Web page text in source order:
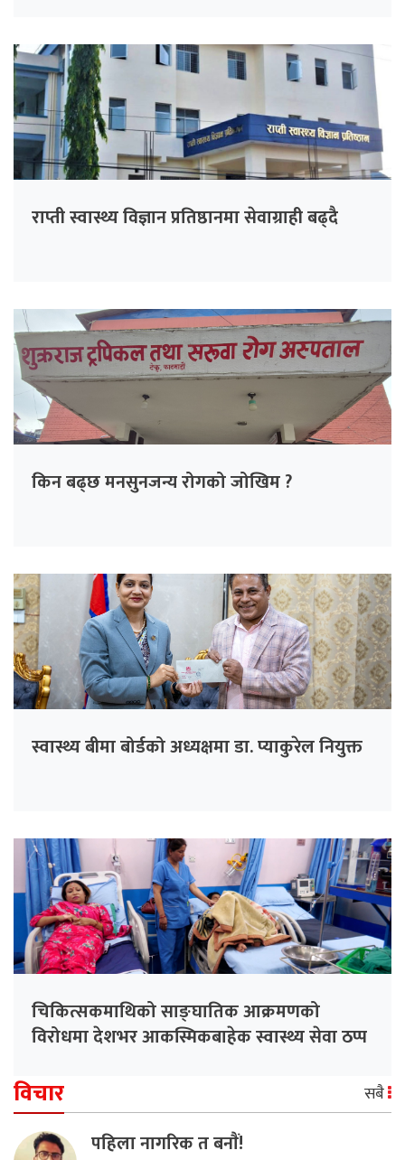
राप्ती स्वास्थ्य विज्ञान प्रतिष्ठानमा सेवाग्राही बढ्दै
किन बढ्छ मनसुनजन्य रोगको जोखिम ?
स्वास्थ्य बीमा बोर्डको अध्यक्षमा डा. प्याकुरेल नियुक्त
चिकित्सकमाथिको साङ्घातिक आक्रमणको
विरोधमा देशभर आकस्मिकबाहेक स्वास्थ्य सेवा ठप्प
विचार सबै
पहिला नागरिक त बनाैं!